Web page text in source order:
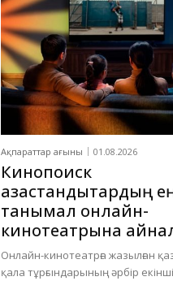
Ақпараттар ағыны 01.08.2026
Кинопоиск
қазақстандықтардың
танымал онлайн-
кинотеатрына
Онлайн-кинотеатрға жазылған
қала тұрғындарының әрбір